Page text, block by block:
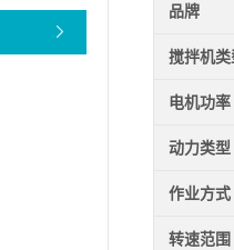
品牌
搅拌机类
电机功率
动力类型
作业方式
转速范围